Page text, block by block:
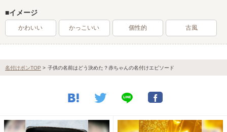
イメージ
かわいい かっこいい 個性的 古風
名付けポンTOP > 子供の名前はどう決めた？赤ちゃんの名付けエピソード